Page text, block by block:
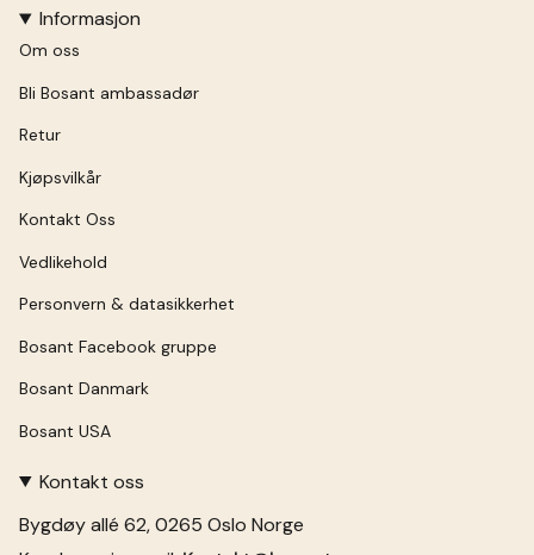
Informasjon
Om oss
Bli Bosant ambassadør
Retur
Kjøpsvilkår
Kontakt Oss
Vedlikehold
Personvern & datasikkerhet
Bosant Facebook gruppe
Bosant Danmark
Bosant USA
Kontakt oss
Bygdøy allé 62, 0265 Oslo Norge